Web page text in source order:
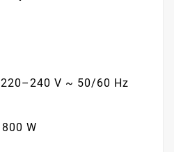
220–240 V ~ 50/60 Hz
800 W